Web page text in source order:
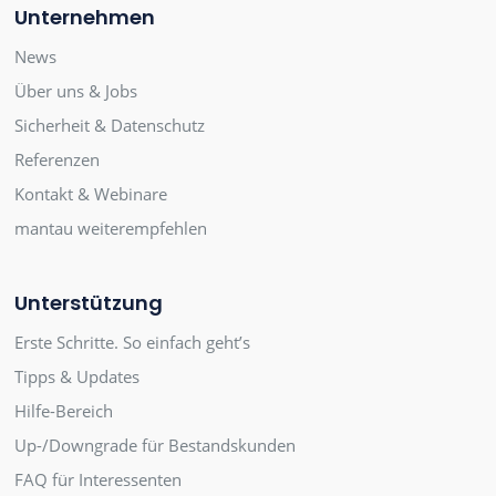
Unternehmen
News
Über uns & Jobs
Sicherheit & Datenschutz
Referenzen
Kontakt & Webinare
mantau weiterempfehlen
Unterstützung
Erste Schritte. So einfach geht’s
Tipps & Updates
Hilfe-Bereich
Up-/Downgrade für Bestandskunden
FAQ für Interessenten